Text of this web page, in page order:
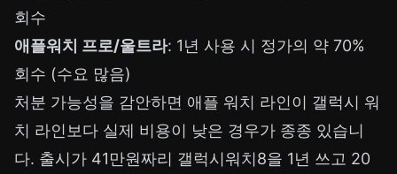
회수
애플워치 프로/울트라: 1년 사용 시 정가의 약 70%
회수 (수요 많음)
처분 가능성을 감안하면 애플 워치 라인이 갤럭시 워
치 라인보다 실제 비용이 낮은 경우가 종종 있습니
다. 출시가 41만원짜리 갤럭시워치8을 1년 쓰고 20